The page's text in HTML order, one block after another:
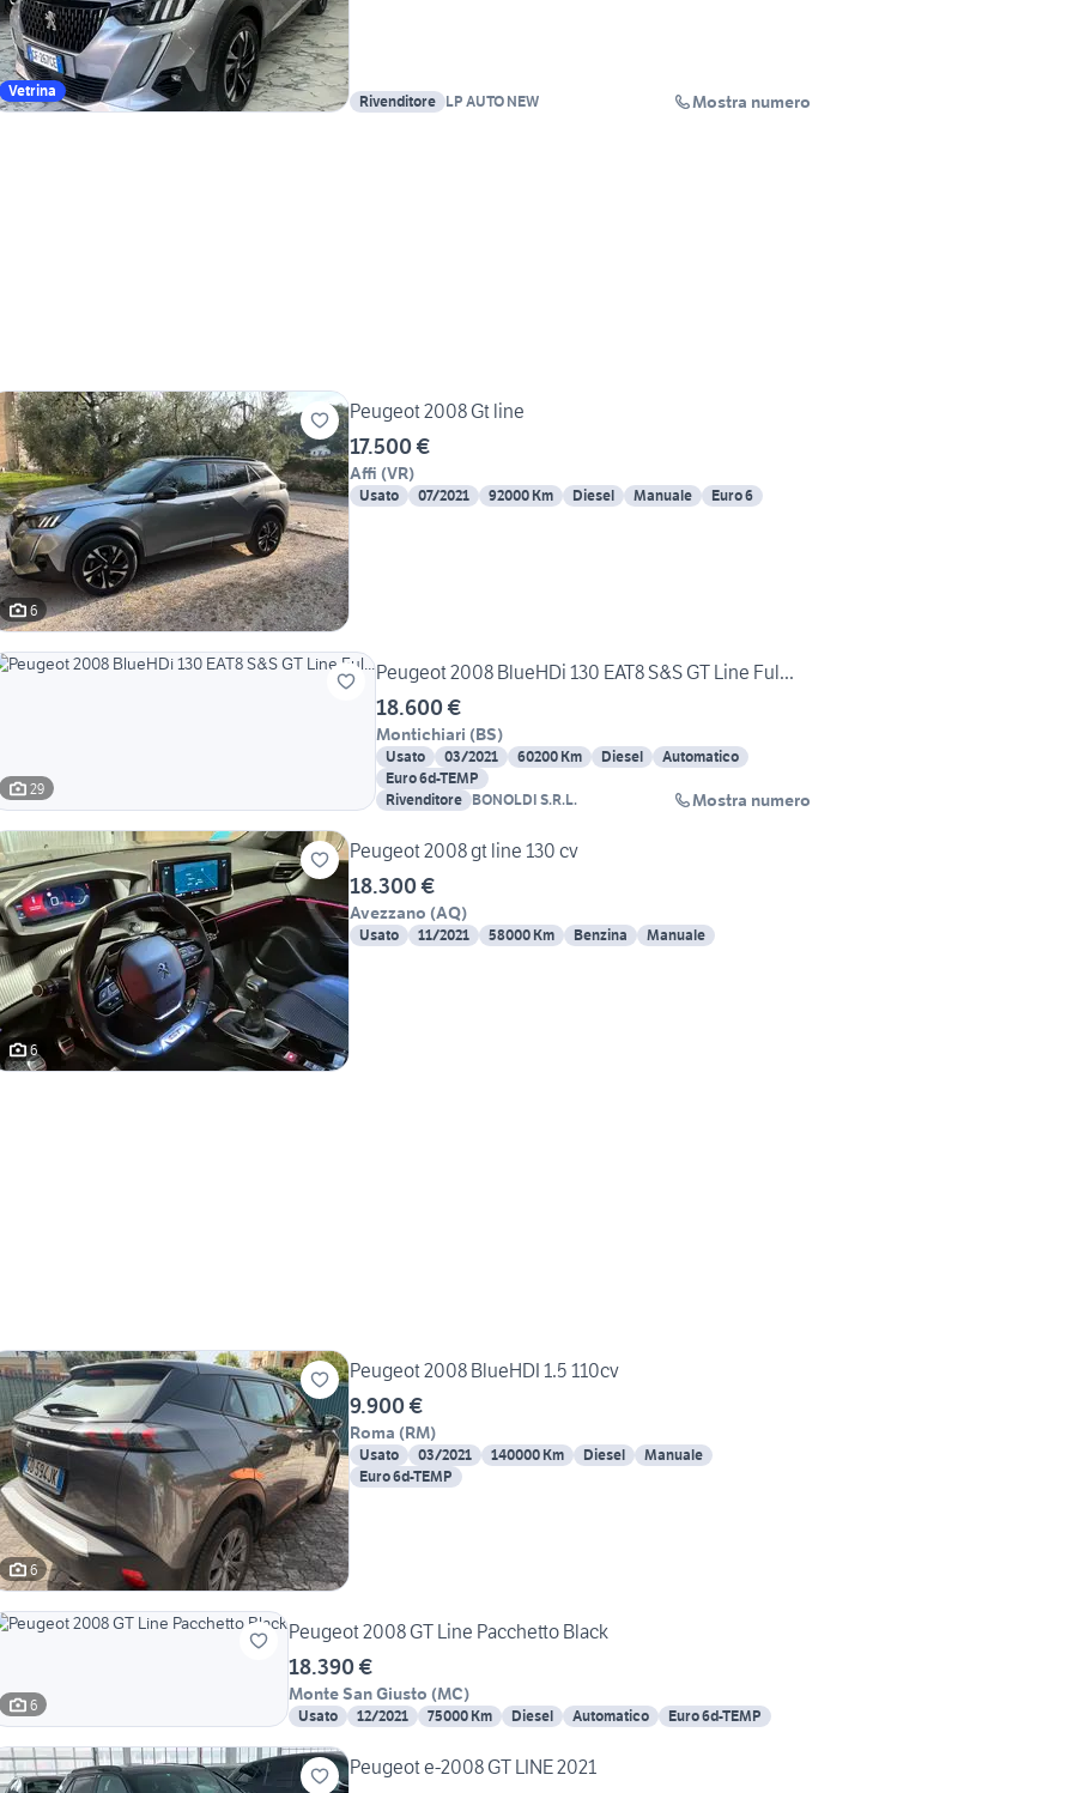
Vetrina
Rivenditore LP AUTO NEW Mostra numero
6
Peugeot 2008 Gt line
17.500 €
Affi (VR)
Usato 07/2021 92000 Km Diesel Manuale Euro 6
29
Peugeot 2008 BlueHDi 130 EAT8 S&S GT Line Ful...
18.600 €
Montichiari (BS)
Usato 03/2021 60200 Km Diesel
Automatico
Euro 6d-TEMP
Rivenditore BONOLDI S.R.L. Mostra numero
6
Peugeot 2008 gt line 130 cv
18.300 €
Avezzano (AQ)
Usato 11/2021 58000 Km Benzina Manuale
6
Peugeot 2008 BlueHDI 1.5 110cv
9.900 €
Roma (RM)
Usato 03/2021 140000 Km Diesel
Manuale
Euro 6d-TEMP
6
Peugeot 2008 GT Line Pacchetto Black
18.390 €
Monte San Giusto (MC)
Usato 12/2021 75000 Km Diesel Automatico Euro 6d-TEMP
Peugeot e-2008 GT LINE 2021